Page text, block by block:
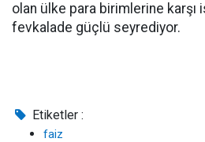
olan ülke para birimlerine karşı
fevkalade güçlü seyrediyor.
Etiketler :
faiz